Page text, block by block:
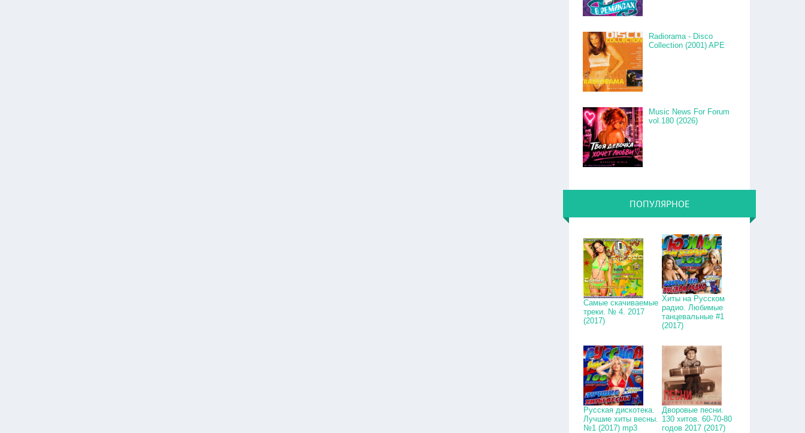
Radiorama - Disco
Collection (2001) APE
Music News For Forum
vol.180 (2026)
ПОПУЛЯРНОЕ
Самые скачиваемые
треки. № 4. 2017
(2017)
Хиты на Русском
радио. Любимые
танцевальные #1
(2017)
Русская дискотека.
Лучшие хиты весны.
№1 (2017) mp3
Дворовые песни.
130 хитов. 60-70-80
годов 2017 (2017)